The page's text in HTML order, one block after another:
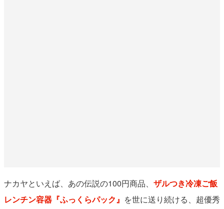
ナカヤといえば、あの伝説の100円商品、 ザルつき冷凍ご飯
レンチン容器『ふっくらパック』 を世に送り続ける、超優秀